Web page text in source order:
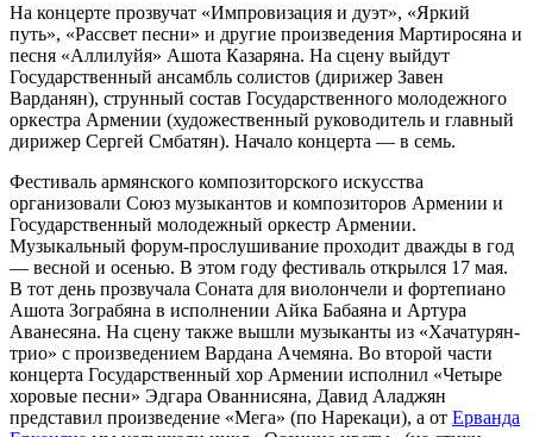
На концерте прозвучат «Импровизация и дуэт», «Яркий
путь», «Рассвет песни» и другие произведения Мартиросяна и
песня «Аллилуйя» Ашота Казаряна. На сцену выйдут
Государственный ансамбль солистов (дирижер Завен
Варданян), струнный состав Государственного молодежного
оркестра Армении (художественный руководитель и главный
дирижер Сергей Смбатян). Начало концерта — в семь.
Фестиваль армянского композиторского искусства
организовали Союз музыкантов и композиторов Армении и
Государственный молодежный оркестр Армении.
Музыкальный форум-прослушивание проходит дважды в год
— весной и осенью. В этом году фестиваль открылся 17 мая.
В тот день прозвучала Соната для виолончели и фортепиано
Ашота Зограбяна в исполнении Айка Бабаяна и Артура
Аванесяна. На сцену также вышли музыканты из «Хачатурян-
трио» с произведением Вардана Ачемяна. Во второй части
концерта Государственный хор Армении исполнил «Четыре
хоровые песни» Эдгара Ованнисяна, Давид Аладжян
представил произведение «Мега» (по Нарекаци), а от Ерванда